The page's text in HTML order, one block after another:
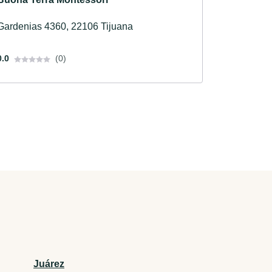
4360, 22106 Tijuana
(0)
Juárez